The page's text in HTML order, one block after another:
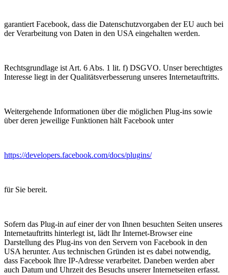
garantiert Facebook, dass die Datenschutzvorgaben der EU auch bei
der Verarbeitung von Daten in den USA eingehalten werden.
Rechtsgrundlage ist Art. 6 Abs. 1 lit. f) DSGVO. Unser berechtigtes
Interesse liegt in der Qualitätsverbesserung unseres Internetauftritts.
Weitergehende Informationen über die möglichen Plug-ins sowie
über deren jeweilige Funktionen hält Facebook unter
https://developers.facebook.com/docs/plugins/
für Sie bereit.
Sofern das Plug-in auf einer der von Ihnen besuchten Seiten unseres
Internetauftritts hinterlegt ist, lädt Ihr Internet-Browser eine
Darstellung des Plug-ins von den Servern von Facebook in den
USA herunter. Aus technischen Gründen ist es dabei notwendig,
dass Facebook Ihre IP-Adresse verarbeitet. Daneben werden aber
auch Datum und Uhrzeit des Besuchs unserer Internetseiten erfasst.